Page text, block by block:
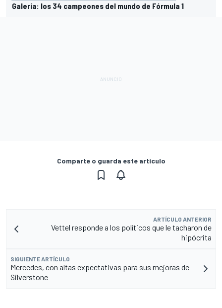
Galería: los 34 campeones del mundo de Fórmula 1
Comparte o guarda este artículo
ARTÍCULO ANTERIOR
Vettel responde a los políticos que le tacharon de
hipócrita
SIGUIENTE ARTÍCULO
Mercedes, con altas expectativas para sus mejoras de
Silverstone